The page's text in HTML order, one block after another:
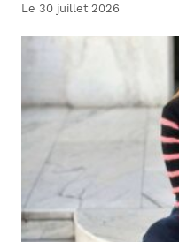
Le 30 juillet 2026